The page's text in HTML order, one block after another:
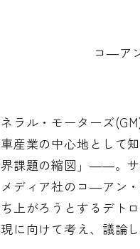
コ―ア
ラル・モーターズ
産業の中心地として
界課題の縮図」――。
ディア社のコ―アン
上がろうとするデト
に向けて考え、議論